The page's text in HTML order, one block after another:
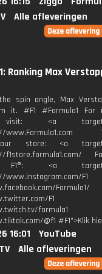
Alle afleveringen
1: Ranking Max
spin angle, Max
it. #F1 #Formula1 For
<a
www.Formula1.com
store: <a
f1store.formula1.com/
F1®: <a
www.instagram.com/F1
Formula1/
F1
formula1
@f1 #F1">Klik
16:01
YouTube
Alle afleveringen